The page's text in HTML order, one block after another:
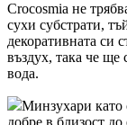
Crocosmia не
сухи субстрати,
декоративната си
въздух, така че ще
вода.
Минзухари като